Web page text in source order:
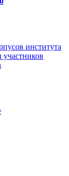
института